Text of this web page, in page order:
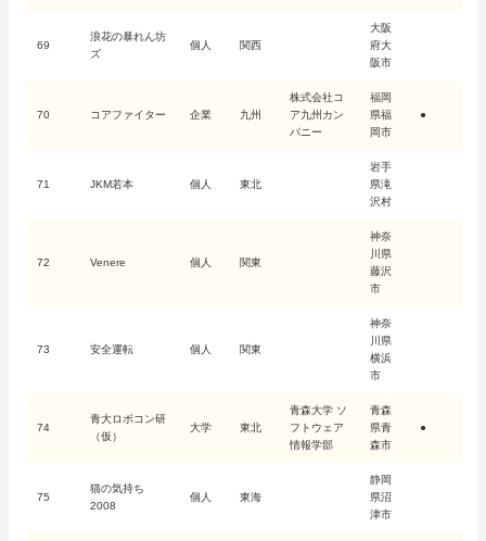
69
浪花の暴れん坊
ズ
個人 関西
大阪
府大
阪市
70 コアファイター 企業 九州
株式会社コ
ア九州カン
パニー
福岡
県福
岡市
●
71 JKM若本 個人 東北
岩手
県滝
沢村
72 Venere 個人 関東
神奈
川県
藤沢
市
73 安全運転 個人 関東
神奈
川県
横浜
市
74
青大ロボコン研
（仮）
大学 東北
青森大学 ソ
フトウェア
情報学部
青森
県青
森市
●
75
猫の気持ち
2008
個人 東海
静岡
県沼
津市